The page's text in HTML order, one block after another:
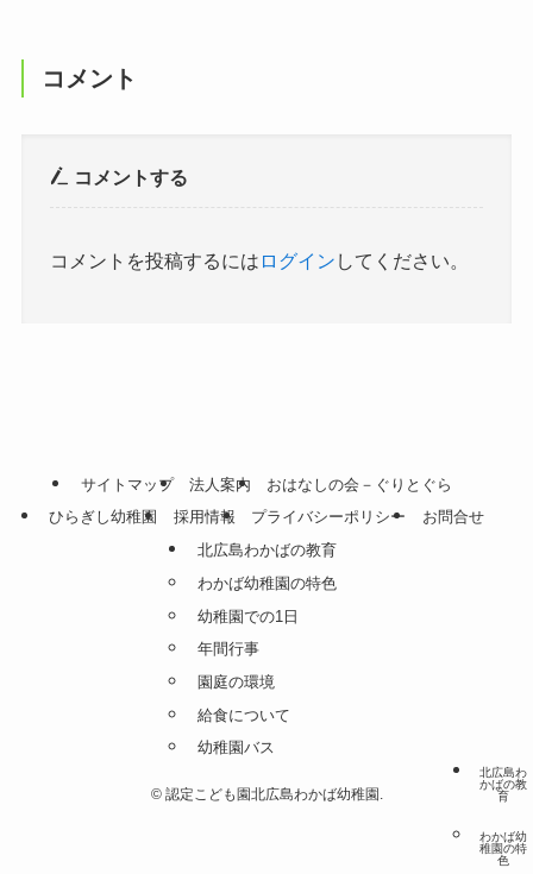
コメント
コメントする
コメントを投稿するには ログイン してください。
サイトマップ 法人案内
おはなしの会－ぐりとぐら
ひらぎし幼稚園
採用情報 プライバシーポリシー
お問合せ
北広島わかばの教育
わかば幼稚園の特色
幼稚園での1日
年間行事
園庭の環境
給食について
幼稚園バス
©認定こども園北広島わかば幼稚園.
北広島わ
かばの教
育
わかば幼
稚園の特
色